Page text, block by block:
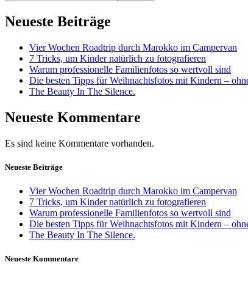
Neueste Beiträge
Vier Wochen Roadtrip durch Marokko im Campervan
7 Tricks, um Kinder natürlich zu fotografieren
Warum professionelle Familienfotos so wertvoll sind
Die besten Tipps für Weihnachtsfotos mit Kindern –
The Beauty In The Silence.
Neueste Kommentare
Es sind keine Kommentare vorhanden.
Neueste Beiträge
Vier Wochen Roadtrip durch Marokko im Campervan
7 Tricks, um Kinder natürlich zu fotografieren
Warum professionelle Familienfotos so wertvoll sind
Die besten Tipps für Weihnachtsfotos mit Kindern –
The Beauty In The Silence.
Neueste Kommentare